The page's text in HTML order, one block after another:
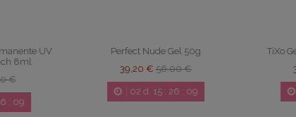
50g
:08
TiXo Gel Cover Nude SPN 50g
39,20 €56,00 €
02 d. 15 :26 :08